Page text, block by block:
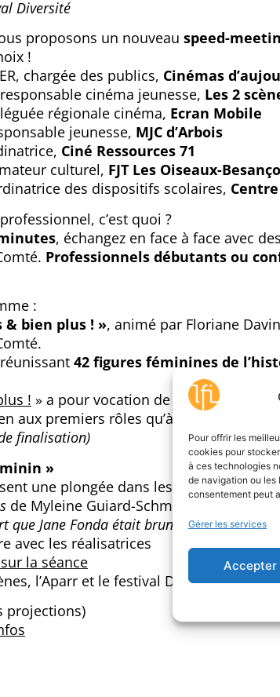
Pour offrir les
cookies pour
à ces technologies
de navigation ou les
consentement peut
Gérer les services
Accepter
Diversité
proposons un nouveau speed-
!
chargée des publics, Cinémas
cinéma jeunesse, Les 2
régionale cinéma, Ecran Mobile
jeunesse, MJC d’Arbois
Ciné Ressources 71
culturel, FJT Les Oiseaux-
des dispositifs scolaires,
c’est quoi ?
, échangez en face à face avec
Professionnels débutants ou
:
& bien plus ! », animé par Floriane
réunissant 42 figures féminines de
! » a pour vocation de dresser un
aux premiers rôles qu’à celles qui,
finalisation)
»
une plongée dans les luttes
de Myleine Guiard-Schmid, 35 min
que Jane Fonda était brune
d’Anna
avec les réalisatrices
la séance
l’Aparr et le festival Diversité
projections)